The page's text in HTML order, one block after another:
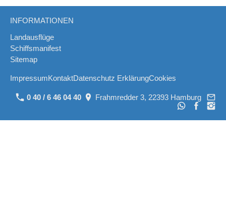
INFORMATIONEN
Landausflüge
Schiffsmanifest
Sitemap
ImpressumKontaktDatenschutz ErklärungCookies
0 40 / 6 46 04 40 Frahmredder 3, 22393 Hamburg